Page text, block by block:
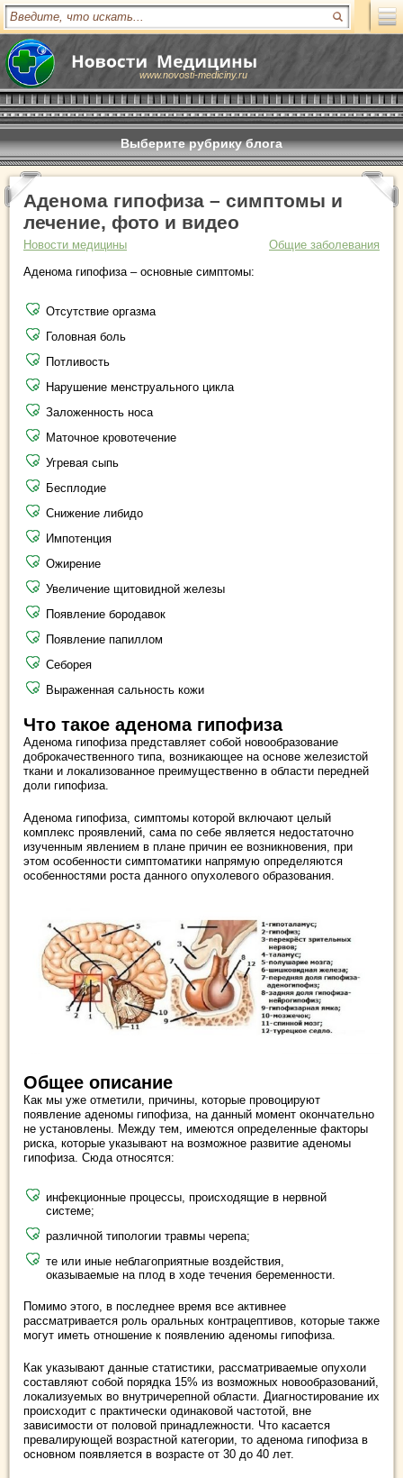
www.novosti-mediciny.ru
Выберите рубрику блога
Аденома гипофиза – симптомы и
лечение, фото и видео
Новости медицины
Общие заболевания
Аденома гипофиза – основные симптомы:
Отсутствие оргазма
Головная боль
Потливость
Нарушение менструального цикла
Заложенность носа
Маточное кровотечение
Угревая сыпь
Бесплодие
Снижение либидо
Импотенция
Ожирение
Увеличение щитовидной железы
Появление бородавок
Появление папиллом
Себорея
Выраженная сальность кожи
Что такое аденома гипофиза
Аденома гипофиза представляет собой новообразование
доброкачественного типа, возникающее на основе железистой
ткани и локализованное преимущественно в области передней
доли гипофиза.
Аденома гипофиза, симптомы которой включают целый
комплекс проявлений, сама по себе является недостаточно
изученным явлением в плане причин ее возникновения, при
этом особенности симптоматики напрямую определяются
особенностями роста данного опухолевого образования.
Общее описание
Как мы уже отметили, причины, которые провоцируют
появление аденомы гипофиза, на данный момент окончательно
не установлены. Между тем, имеются определенные факторы
риска, которые указывают на возможное развитие аденомы
гипофиза. Сюда относятся:
инфекционные процессы, происходящие в нервной
системе;
различной типологии травмы черепа;
те или иные неблагоприятные воздействия,
оказываемые на плод в ходе течения беременности.
Помимо этого, в последнее время все активнее
рассматривается роль оральных контрацептивов, которые также
могут иметь отношение к появлению аденомы гипофиза.
Как указывают данные статистики, рассматриваемые опухоли
составляют собой порядка 15% из возможных новообразований,
локализуемых во внутричерепной области. Диагностирование их
происходит с практически одинаковой частотой, вне
зависимости от половой принадлежности. Что касается
превалирующей возрастной категории, то аденома гипофиза в
основном появляется в возрасте от 30 до 40 лет.